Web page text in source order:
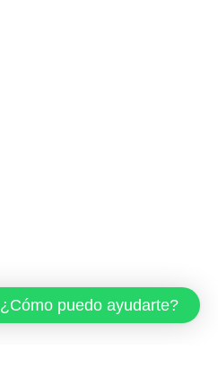
¿Cómo puedo ayudarte?